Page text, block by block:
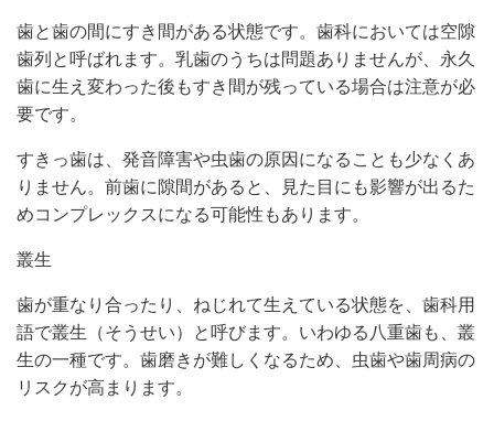
歯と歯の間にすき間がある状態です。歯科においては空隙
歯列と呼ばれます。乳歯のうちは問題ありませんが、永久
歯に生え変わった後もすき間が残っている場合は注意が必
要です。
すきっ歯は、発音障害や虫歯の原因になることも少なくあ
りません。前歯に隙間があると、見た目にも影響が出るた
めコンプレックスになる可能性もあります。
叢生
歯が重なり合ったり、ねじれて生えている状態を、歯科用
語で叢生（そうせい）と呼びます。いわゆる八重歯も、叢
生の一種です。歯磨きが難しくなるため、虫歯や歯周病の
リスクが高まります。